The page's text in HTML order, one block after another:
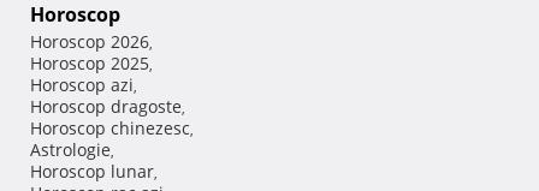
Horoscop
Horoscop 2026,
Horoscop 2025,
Horoscop azi,
Horoscop dragoste,
Horoscop chinezesc,
Astrologie,
Horoscop lunar,